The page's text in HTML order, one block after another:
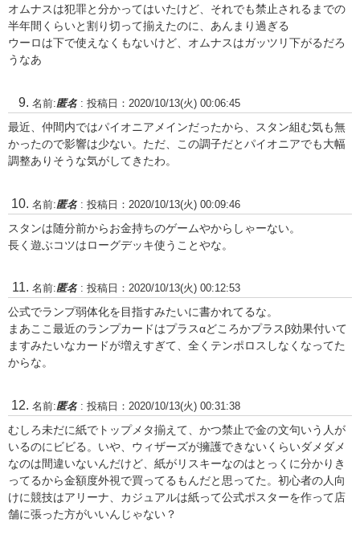
オムナスは犯罪と分かってはいたけど、それでも禁止されるまでの
半年間くらいと割り切って揃えたのに、あんまり過ぎる
ウーロは下で使えなくもないけど、オムナスはガッツリ下がるだろ
うなあ
名前:匿名 : 投稿日：2020/10/13(火) 00:06:45
最近、仲間内ではパイオニアメインだったから、スタン組む気も無
かったので影響は少ない。ただ、この調子だとパイオニアでも大幅
調整ありそうな気がしてきたわ。
名前:匿名 : 投稿日：2020/10/13(火) 00:09:46
スタンは随分前からお金持ちのゲームやからしゃーない。
長く遊ぶコツはローグデッキ使うことやな。
名前:匿名 : 投稿日：2020/10/13(火) 00:12:53
公式でランプ弱体化を目指すみたいに書かれてるな。
まあここ最近のランプカードはプラスαどころかプラスβ効果付いて
ますみたいなカードが増えすぎて、全くテンポロスしなくなってた
からな。
名前:匿名 : 投稿日：2020/10/13(火) 00:31:38
むしろ未だに紙でトップメタ揃えて、かつ禁止で金の文句いう人が
いるのにビビる。いや、ウィザーズが擁護できないくらいダメダメ
なのは間違いないんだけど、紙がリスキーなのはとっくに分かりき
ってるから金額度外視で買ってるもんだと思ってた。初心者の人向
けに競技はアリーナ、カジュアルは紙って公式ポスターを作って店
舗に張った方がいいんじゃない？